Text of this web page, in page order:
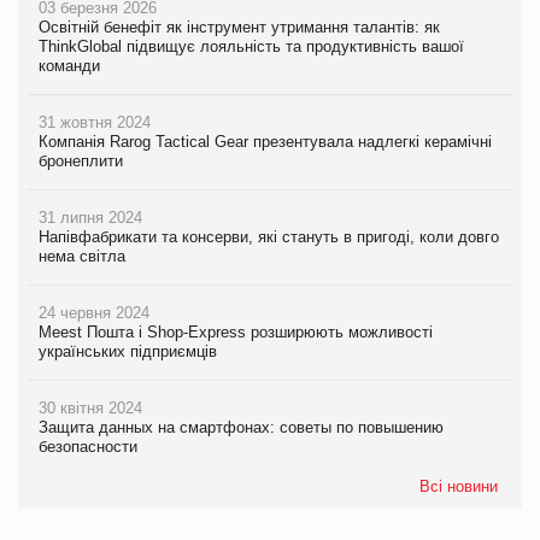
03 березня 2026
Освітній бенефіт як інструмент утримання талантів: як
ThinkGlobal підвищує лояльність та продуктивність вашої
команди
31 жовтня 2024
Компанія Rarog Tactical Gear презентувала надлегкі керамічні
бронеплити
31 липня 2024
Напівфабрикати та консерви, які стануть в пригоді, коли довго
нема світла
24 червня 2024
Meest Пошта і Shop-Express розширюють можливості
українських підприємців
30 квітня 2024
Защита данных на смартфонах: советы по повышению
безопасности
Всі новини